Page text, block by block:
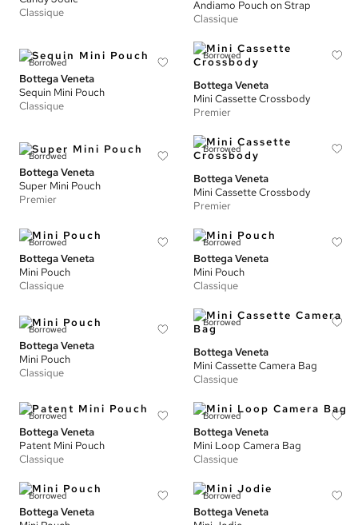
Classique
Andiamo Pouch on Strap
Classique
Borrowed
Bottega Veneta
Sequin Mini Pouch
Classique
Borrowed
Bottega Veneta
Mini Cassette Crossbody
Premier
Borrowed
Bottega Veneta
Super Mini Pouch
Premier
Borrowed
Bottega Veneta
Mini Cassette Crossbody
Premier
Borrowed
Bottega Veneta
Mini Pouch
Classique
Borrowed
Bottega Veneta
Mini Pouch
Classique
Borrowed
Bottega Veneta
Mini Pouch
Classique
Borrowed
Bottega Veneta
Mini Cassette Camera Bag
Classique
Borrowed
Bottega Veneta
Patent Mini Pouch
Classique
Borrowed
Bottega Veneta
Mini Loop Camera Bag
Classique
Borrowed
Bottega Veneta
Borrowed
Bottega Veneta